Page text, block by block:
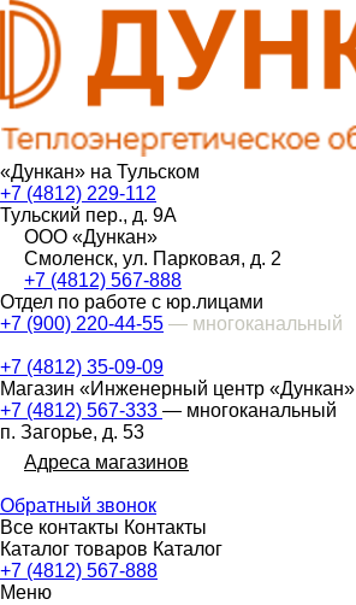
«Дункан» на Тульском
+7 (4812) 229-112
Тульский пер., д. 9А
ООО «Дункан»
Смоленск, ул. Парковая, д. 2
+7 (4812) 567-888
Отдел по работе с юр.лицами
+7 (900) 220-44-55 — многоканальный
+7 (4812) 35-09-09
Магазин «Инженерный центр «Дункан»
+7 (4812) 567-333 — многоканальный
п. Загорье, д. 53
Адреса магазинов
Обратный звонок
Все контакты Контакты
Каталог товаров Каталог
+7 (4812) 567-888
Меню